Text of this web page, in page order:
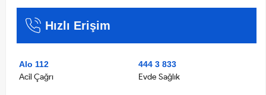
Hızlı Erişim
Alo 112
Acil Çağrı
444 3 833
Evde Sağlık